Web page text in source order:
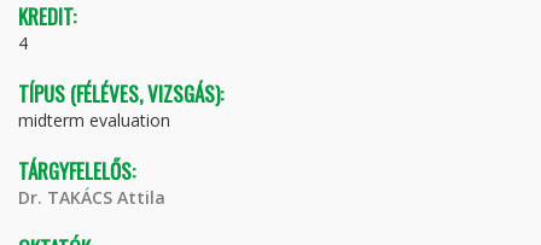
KREDIT:
4
TÍPUS (FÉLÉVES, VIZSGÁS):
midterm evaluation
TÁRGYFELELŐS:
Dr. TAKÁCS Attila